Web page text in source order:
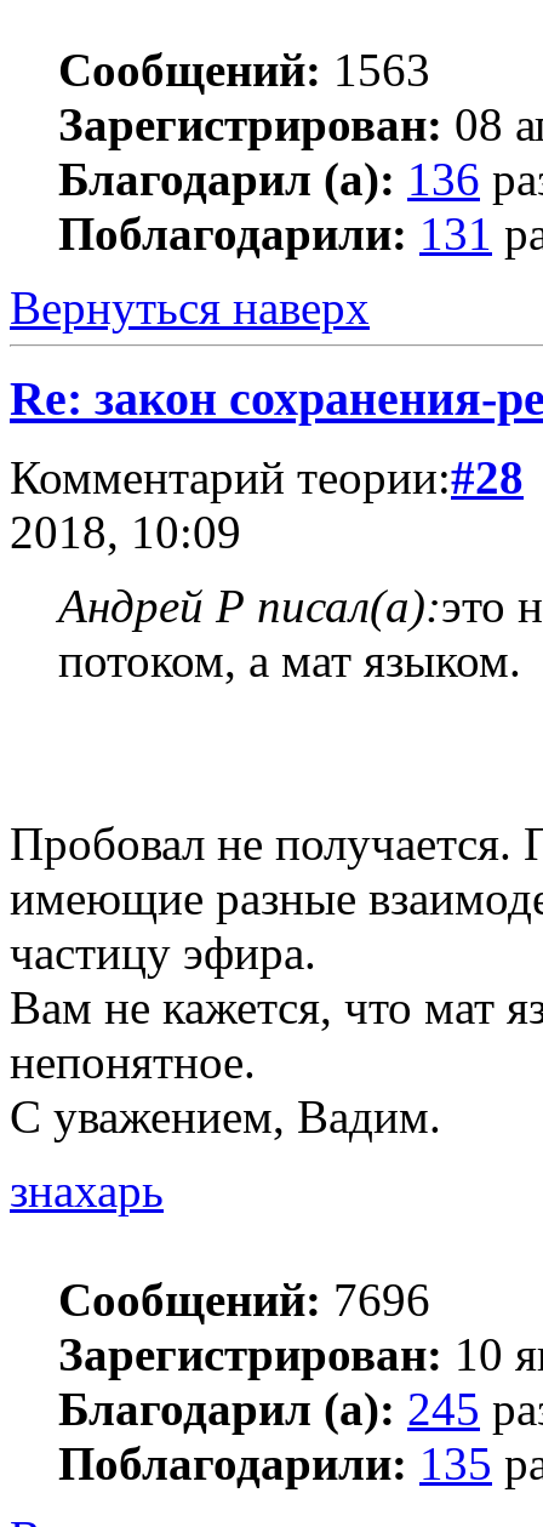
Сообщений: 1563
Зарегистрирован: 08
Благодарил (а): 136
Поблагодарили: 131
Вернуться наверх
Re: закон сохранения-
Комментарий теории:#28
2018, 10:09
Андрей Р писал(а):это
потоком, а мат языком.
Пробовал не
имеющие разные
частицу эфира.
Вам не кажется, что мат
непонятное.
С уважением, Вадим.
знахарь
Сообщений: 7696
Зарегистрирован: 10
Благодарил (а): 245
Поблагодарили: 135